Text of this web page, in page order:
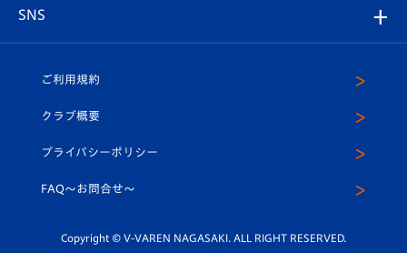
ホームタウン
平和祈念活動
ホームタウン活動
U-18
スクール
SNS
ヴィヴィくんインスタグラム
公式LINE＠
ご利用規約
クラブ概要
プライバシーポリシー
FAQ〜お問合せ〜
Copyright © V-VAREN NAGASAKI. ALL RIGHT RESERVED.